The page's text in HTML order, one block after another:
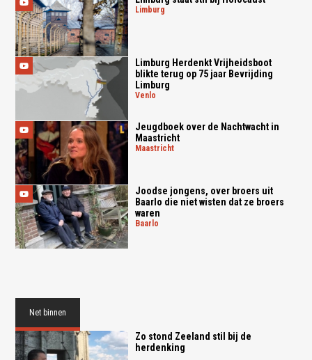
limburg
Limburg Herdenkt Vrijheidsboot
blikte terug op 75 jaar Bevrijding
Limburg
venlo
Jeugdboek over de Nachtwacht in
Maastricht
maastricht
Joodse jongens, over broers uit
Baarlo die niet wisten dat ze broers
waren
baarlo
Net binnen
Zo stond Zeeland stil bij de
herdenking